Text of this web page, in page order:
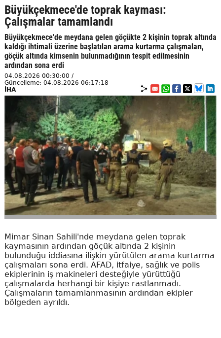
Büyükçekmece'de toprak kayması:
Çalışmalar tamamlandı
Büyükçekmece'de meydana gelen göçükte 2 kişinin toprak altında
kaldığı ihtimali üzerine başlatılan arama kurtarma çalışmaları,
göçük altında kimsenin bulunmadığının tespit edilmesinin
ardından sona erdi
04.08.2026 00:30:00 /
Güncelleme: 04.08.2026 06:17:18
İHA
Mimar Sinan Sahili'nde meydana gelen toprak
kaymasının ardından göçük altında 2 kişinin
bulunduğu iddiasına ilişkin yürütülen arama kurtarma
çalışmaları sona erdi. AFAD, itfaiye, sağlık ve polis
ekiplerinin iş makineleri desteğiyle yürüttüğü
çalışmalarda herhangi bir kişiye rastlanmadı.
Çalışmaların tamamlanmasının ardından ekipler
bölgeden ayrıldı.